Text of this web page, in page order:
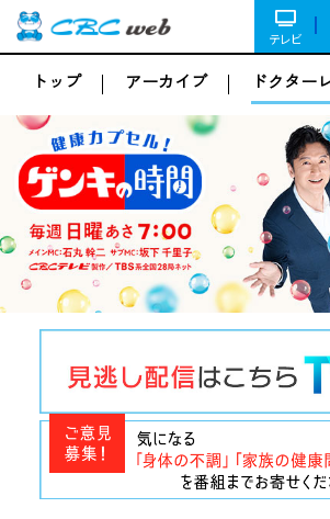
テレビ
トップ アーカイブ ドクター